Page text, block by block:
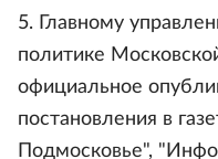
5. Главному
политике
официальное
постановления в
Подмосковье",